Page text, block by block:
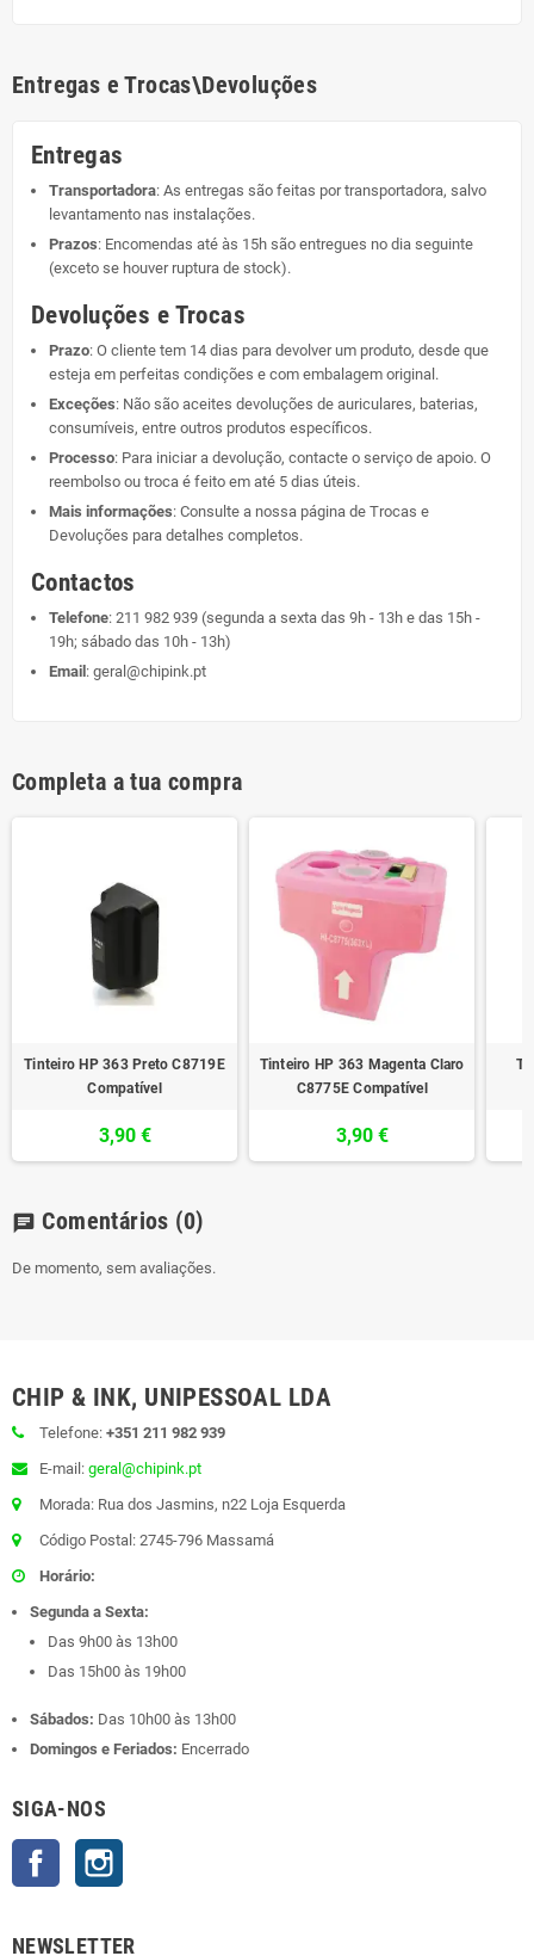
Entregas e Trocas\Devoluções
Entregas
Transportadora: As entregas são feitas por transportadora, salvo
levantamento nas instalações.
Prazos: Encomendas até às 15h são entregues no dia seguinte
(exceto se houver ruptura de stock).
Devoluções e Trocas
Prazo: O cliente tem 14 dias para devolver um produto, desde que
esteja em perfeitas condições e com embalagem original.
Exceções: Não são aceites devoluções de auriculares, baterias,
consumíveis, entre outros produtos específicos.
Processo: Para iniciar a devolução, contacte o serviço de apoio. O
reembolso ou troca é feito em até 5 dias úteis.
Mais informações: Consulte a nossa página de Trocas e
Devoluções para detalhes completos.
Contactos
Telefone: 211 982 939 (segunda a sexta das 9h - 13h e das 15h -
19h; sábado das 10h - 13h)
Email : geral@chipink.pt
Completa a tua compra
Tinteiro HP 363 Preto C8719E
Compatível
3,90 €
Tinteiro HP 363 Magenta Claro
C8775E Compatível
3,90 €
chat Comentários (0)
De momento, sem avaliações.
CHIP & INK, UNIPESSOAL LDA
Telefone: +351 211 982 939
E-mail: geral@chipink.pt
Morada: Rua dos Jasmins, n22 Loja Esquerda
Código Postal: 2745-796 Massamá
Horário:
Segunda a Sexta:
Das 9h00 às 13h00
Das 15h00 às 19h00
Sábados: Das 10h00 às 13h00
Domingos e Feriados: Encerrado
SIGA-NOS
Facebook
NEWSLETTER